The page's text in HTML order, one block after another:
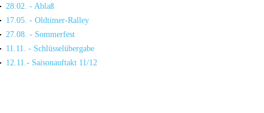
28.02. - Ablaß
17.05. - Oldtimer-Ralley
27.08. - Sommerfest
11.11. - Schlüsselübergabe
12.11.- Saisonauftakt 11/12